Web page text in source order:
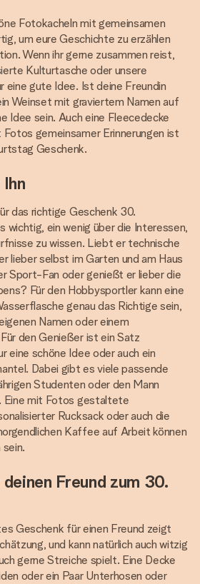
Fotokacheln mit gemeinsamen
um eure Geschichte zu erzählen
Wenn ihr gerne zusammen reist,
Kulturtasche oder unsere
eine gute Idee. Ist deine Freundin
Weinset mit graviertem Namen auf
Idee sein. Auch eine Fleecedecke
gemeinsamer Erinnerungen ist
Geschenk.
das richtige Geschenk 30.
wichtig, ein wenig über die Interessen,
zu wissen. Liebt er technische
lieber selbst im Garten und am Haus
Sport-Fan oder genießt er lieber die
Für den Hobbysportler kann eine
genau das Richtige sein,
Namen oder einem
den Genießer ist ein Satz
eine schöne Idee oder auch ein
Dabei gibt es viele passende
Studenten oder den Mann
Eine mit Fotos gestaltete
Rucksack oder auch die
Kaffee auf Arbeit können
Freund zum 30.
Geschenk für einen Freund zeigt
und kann natürlich auch witzig
gerne Streiche spielt. Eine Decke
oder ein Paar Unterhosen oder